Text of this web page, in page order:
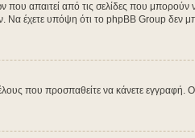
απαιτεί από τις σελίδες που
υπόψη ότι το phpBB Group δεν
που προσπαθείτε να κάνετε εγγραφή.